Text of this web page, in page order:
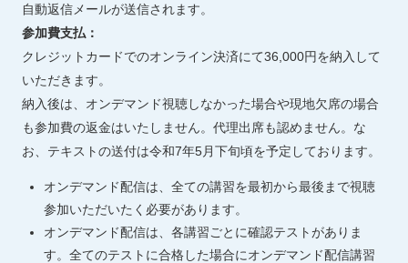
自動返信メールが送信されます。
参加費支払：
クレジットカードでのオンライン決済にて36,000円を納入して
いただきます。
納入後は、オンデマンド視聴しなかった場合や現地欠席の場合
も参加費の返金はいたしません。代理出席も認めません。な
お、テキストの送付は令和7年5月下旬頃を予定しております。
オンデマンド配信は、全ての講習を最初から最後まで視聴
参加いただいたく必要があります。
オンデマンド配信は、各講習ごとに確認テストがありま
す。全てのテストに合格した場合にオンデマンド配信講習